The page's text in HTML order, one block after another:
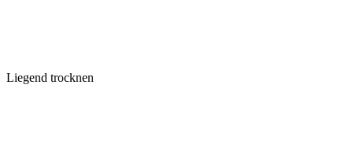
Liegend trocknen